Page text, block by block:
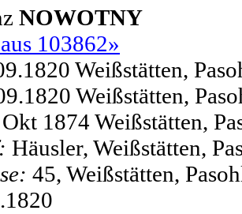
NOWOTNY
103862»
Weißstätten,
Weißstätten,
1874 Weißstätten,
Häusler, Weißstätten,
45, Weißstätten,